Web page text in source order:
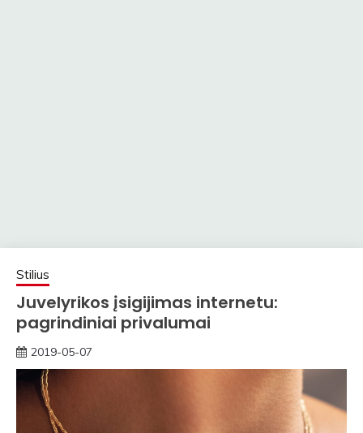
Stilius
Juvelyrikos įsigijimas internetu:
pagrindiniai privalumai
2019-05-07
rasytojas